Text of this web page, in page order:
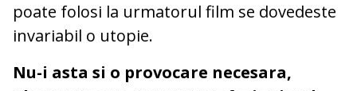
poate folosi la urmatorul film se dovedeste
invariabil o utopie.
Nu-i asta si o provocare necesara,